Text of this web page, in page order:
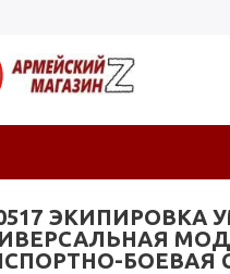
ЭКИПИРОВКА
БОЕВАЯ